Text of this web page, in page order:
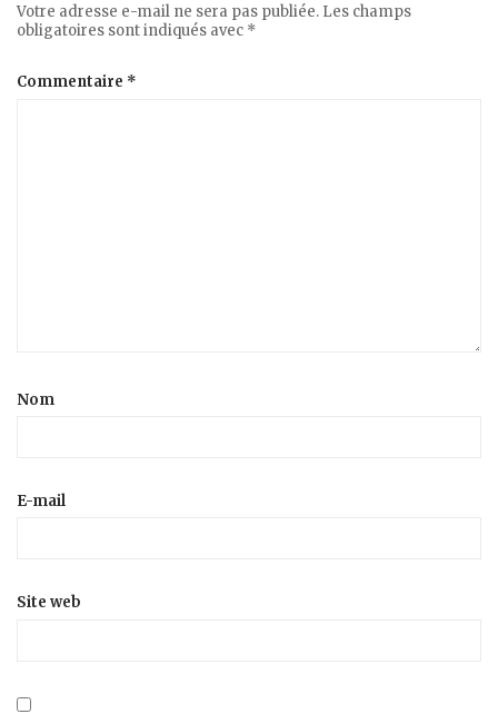
Votre adresse e-mail ne sera pas publiée. Les champs
obligatoires sont indiqués avec *
Commentaire *
Nom
E-mail
Site web